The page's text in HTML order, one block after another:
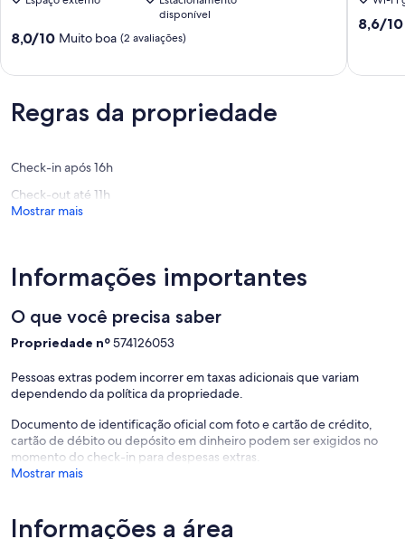
á
Rio
disponível
8.0
boa,
(2
8,0/10 Muito boa (2 avaliações)
Jardim
Paulista
8.6
8,6/10
Regras da propriedade
Check-in após 16h
Check-out até 11h
Mostrar mais
Informações importantes
O que você precisa saber
Propriedade nº574126053
Pessoas extras podem incorrer em taxas adicionais que variam
dependendo da política da propriedade.
Documento de identificação oficial com foto e cartão de crédito,
cartão de débito ou depósito em dinheiro podem ser exigidos no
momento do check-in para despesas extras.
Mostrar mais
Informações a área